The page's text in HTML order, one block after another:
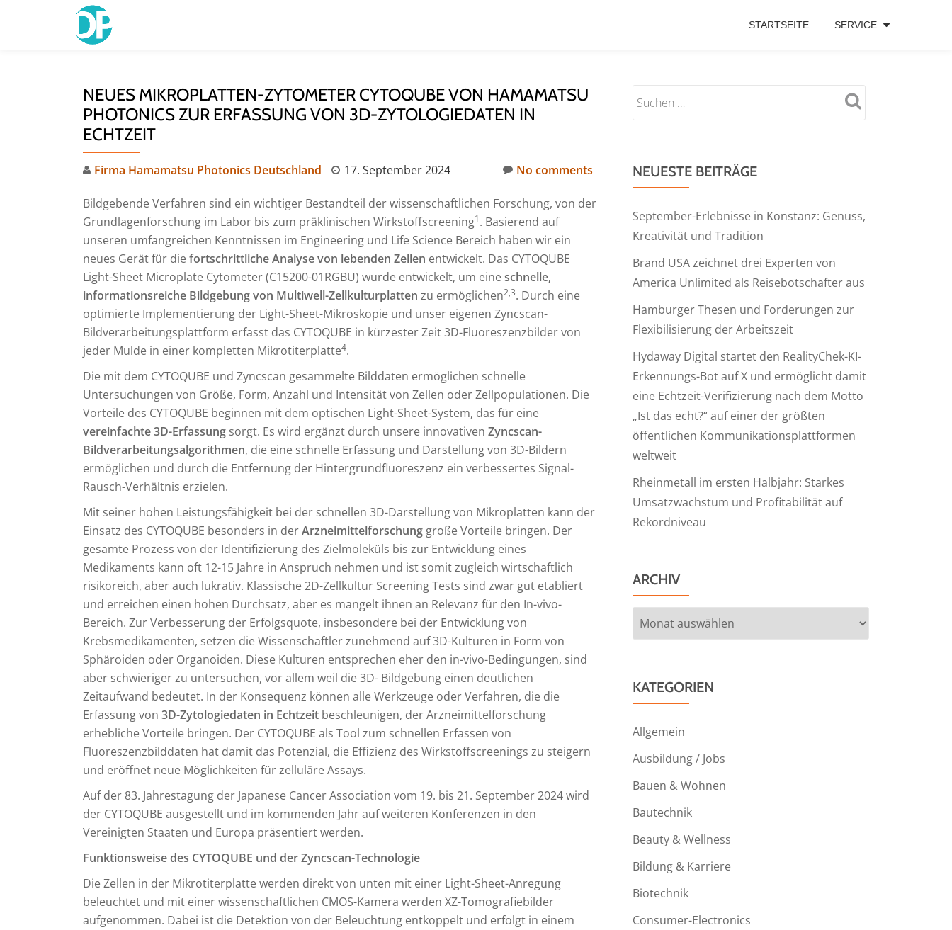
STARTSEITE SERVICE
NEUES MIKROPLATTEN-ZYTOMETER CYTOQUBE VON HAMAMATSU
PHOTONICS ZUR ERFASSUNG VON 3D-ZYTOLOGIEDATEN IN
ECHTZEIT
Firma Hamamatsu Photonics Deutschland 17. September 2024 No comments
Bildgebende Verfahren sind ein wichtiger Bestandteil der wissenschaftlichen Forschung, von der
Grundlagenforschung im Labor bis zum präklinischen Wirkstoffscreening1. Basierend auf
unseren umfangreichen Kenntnissen im Engineering und Life Science Bereich haben wir ein
neues Gerät für diefortschrittliche Analyse von lebenden Zellen entwickelt. Das CYTOQUBE
Light-Sheet Microplate Cytometer (C15200-01RGBU) wurde entwickelt, um eineschnelle,
informationsreiche Bildgebung von Multiwell-Zellkulturplatten zu ermöglichen2,3. Durch eine
optimierte Implementierung der Light-Sheet-Mikroskopie und unser eigenen Zyncscan-
Bildverarbeitungsplattform erfasst das CYTOQUBE in kürzester Zeit 3D-Fluoreszenzbilder von
jeder Mulde in einer kompletten Mikrotiterplatte4.
Die mit dem CYTOQUBE und Zyncscan gesammelte Bilddaten ermöglichen schnelle
Untersuchungen von Größe, Form, Anzahl und Intensität von Zellen oder Zellpopulationen. Die
Vorteile des CYTOQUBE beginnen mit dem optischen Light-Sheet-System, das für eine
vereinfachte 3D-Erfassung sorgt. Es wird ergänzt durch unsere innovativen Zyncscan-
Bildverarbeitungsalgorithmen, die eine schnelle Erfassung und Darstellung von 3D-Bildern
ermöglichen und durch die Entfernung der Hintergrundfluoreszenz ein verbessertes Signal-
Rausch-Verhältnis erzielen.
Mit seiner hohen Leistungsfähigkeit bei der schnellen 3D-Darstellung von Mikroplatten kann der
Einsatz des CYTOQUBE besonders in derArzneimittelforschung große Vorteile bringen. Der
gesamte Prozess von der Identifizierung des Zielmoleküls bis zur Entwicklung eines
Medikaments kann oft 12-15 Jahre in Anspruch nehmen und ist somit zugleich wirtschaftlich
risikoreich, aber auch lukrativ. Klassische 2D-Zellkultur Screening Tests sind zwar gut etabliert
und erreichen einen hohen Durchsatz, aber es mangelt ihnen an Relevanz für den In-vivo-
Bereich. Zur Verbesserung der Erfolgsquote, insbesondere bei der Entwicklung von
Krebsmedikamenten, setzen die Wissenschaftler zunehmend auf 3D-Kulturen in Form von
Sphäroiden oder Organoiden. Diese Kulturen entsprechen eher den in-vivo-Bedingungen, sind
aber schwieriger zu untersuchen, vor allem weil die 3D- Bildgebung einen deutlichen
Zeitaufwand bedeutet. In der Konsequenz können alle Werkzeuge oder Verfahren, die die
Erfassung von 3D-Zytologiedaten in Echtzeit beschleunigen, der Arzneimittelforschung
erhebliche Vorteile bringen. Der CYTOQUBE als Tool zum schnellen Erfassen von
Fluoreszenzbilddaten hat damit das Potenzial, die Effizienz des Wirkstoffscreenings zu steigern
und eröffnet neue Möglichkeiten für zelluläre Assays.
Auf der 83. Jahrestagung der Japanese Cancer Association vom 19. bis 21. September 2024 wird
der CYTOQUBE ausgestellt und im kommenden Jahr auf weiteren Konferenzen in den
Vereinigten Staaten und Europa präsentiert werden.
Funktionsweise des CYTOQUBE und der Zyncscan-Technologie
Die Zellen in der Mikrotiterplatte werden direkt von unten mit einer Light-Sheet-Anregung
beleuchtet und mit einer wissenschaftlichen CMOS-Kamera werden XZ-Tomografiebilder
aufgenommen. Dabei ist die Detektion von der Beleuchtung entkoppelt und erfolgt in einem
NEUESTE BEITRÄGE
September-Erlebnisse in Konstanz: Genuss,
Kreativität und Tradition
Brand USA zeichnet drei Experten von
America Unlimited als Reisebotschafter aus
Hamburger Thesen und Forderungen zur
Flexibilisierung der Arbeitszeit
Hydaway Digital startet den RealityChek-KI-
Erkennungs-Bot auf X und ermöglicht damit
eine Echtzeit-Verifizierung nach dem Motto
„Ist das echt?“ auf einer der größten
öffentlichen Kommunikationsplattformen
weltweit
Rheinmetall im ersten Halbjahr: Starkes
Umsatzwachstum und Profitabilität auf
Rekordniveau
ARCHIV
Archiv
KATEGORIEN
Allgemein
Ausbildung / Jobs
Bauen & Wohnen
Bautechnik
Beauty & Wellness
Bildung & Karriere
Biotechnik
Consumer-Electronics